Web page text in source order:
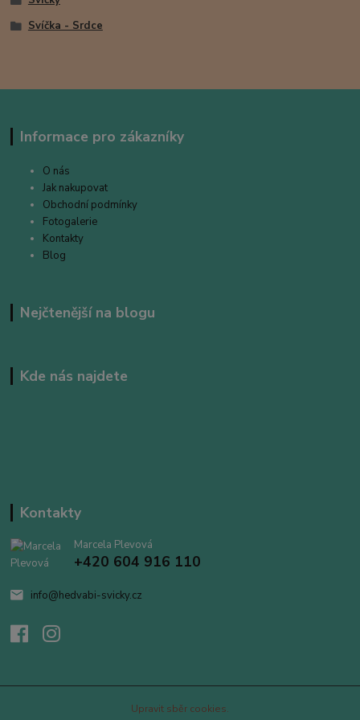
Svíčka - Srdce
Informace pro zákazníky
O nás
Jak nakupovat
Obchodní podmínky
Fotogalerie
Kontakty
Blog
Nejčtenější na blogu
Kde nás najdete
Kontakty
Marcela Plevová
+420 604 916 110
info@hedvabi-svicky.cz
Upravit sběr cookies.